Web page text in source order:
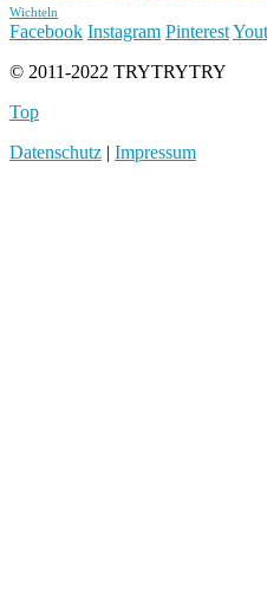
Wichteln
Facebook Instagram Pinterest
© 2011-2022 TRYTRYTRY
Top
Datenschutz | Impressum